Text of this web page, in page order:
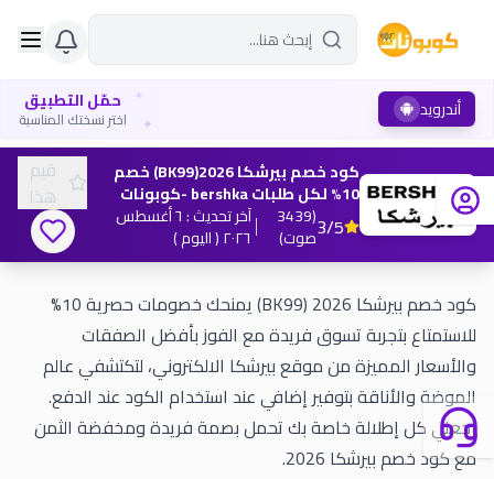
أندرويد حمّل التطبيق
اختر نسختك المناسبة
✦
✦
كود خصم بيرشكا 2026(BK99) خصم
10% لكل طلبات bershka -كوبونات
3/5
(
3439
صوت)
آخر تحديث: ٦ أغسطس
٢٠٢٦( اليوم )
قيم
هذا
كود خصم بيرشكا 2026 (BK99) يمنحك خصومات حصرية 10%
للاستمتاع بتجربة تسوق فريدة مع الفوز بأفضل الصفقات
والأسعار المميزة من موقع بيرشكا الالكتروني، لتكتشفي عالم
الموضة والأناقة بتوفير إضافي عند استخدام الكود عند الدفع.
اجعلي كل إطلالة خاصة بك تحمل بصمة فريدة ومخفضة الثمن
مع كود خصم بيرشكا 2026.